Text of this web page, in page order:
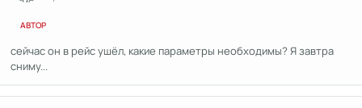
АВТОР
сейчас он в рейс ушёл, какие параметры необходимы? Я завтра
сниму...